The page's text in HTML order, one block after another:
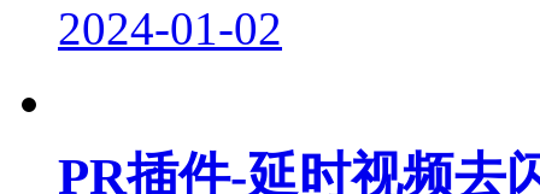
2024-01-02
PR插件-延时视频去